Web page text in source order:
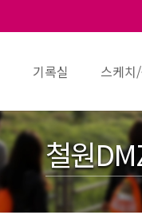
기록실 스케치
철원